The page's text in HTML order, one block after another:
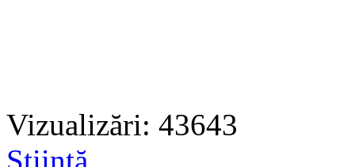
Vizualizări: 43643
Ştiinţă